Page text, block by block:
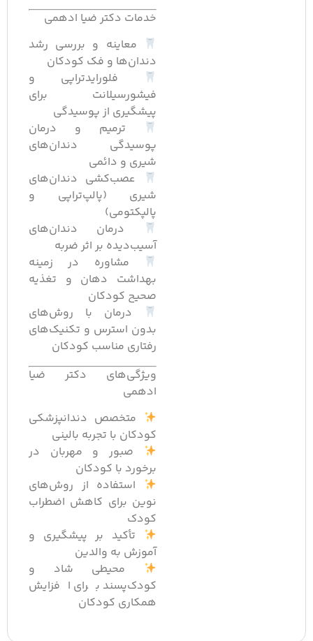
خدمات دکتر ضیا ادهمی
معاینه و بررسی رشد
دندان‌ها و فک کودکان
فلورایدتراپی و
فیشورسیلانت برای
پیشگیری از پوسیدگی
ترمیم و درمان
پوسیدگی دندان‌های
شیری و دائمی
عصب‌کشی دندان‌های
شیری (پالپ‌تراپی و
پالپکتومی)
درمان دندان‌های
آسیب‌دیده بر اثر ضربه
مشاوره در زمینه
بهداشت دهان و تغذیه
صحیح کودکان
درمان با روش‌های
بدون استرس و تکنیک‌های
رفتاری مناسب کودکان
ویژگی‌های دکتر ضیا
ادهمی
متخصص دندانپزشکی
کودکان با تجربه بالینی
صبور و مهربان در
برخورد با کودکان
استفاده از روش‌های
نوین برای کاهش اضطراب
کودک
تأکید بر پیشگیری و
آموزش به والدین
محیطی شاد و
کودک‌پسند برای افزایش
همکاری کودکان